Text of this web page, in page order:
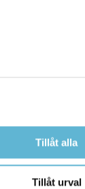
Tillåt alla
Tillåt urval
00